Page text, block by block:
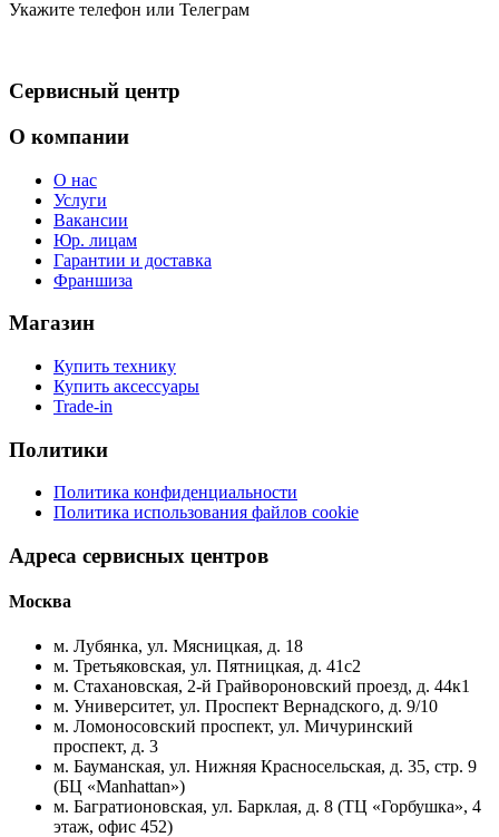
Укажите телефон или Телеграм
Сервисный центр
О компании
О нас
Услуги
Вакансии
Юр. лицам
Гарантии и доставка
Франшиза
Магазин
Купить технику
Купить аксессуары
Trade-in
Политики
Политика конфиденциальности
Политика использования файлов cookie
Адреса сервисных центров
Москва
м. Лубянка, ул. Мясницкая, д. 18
м. Третьяковская, ул. Пятницкая, д. 41с2
м. Стахановская, 2-й Грайвороновский проезд, д. 44к1
м. Университет, ул. Проспект Вернадского, д. 9/10
м. Ломоносовский проспект, ул. Мичуринский
проспект, д. 3
м. Бауманская, ул. Нижняя Красносельская, д. 35, стр. 9
(БЦ «Manhattan»)
м. Багратионовская, ул. Барклая, д. 8 (ТЦ «Горбушка», 4
этаж, офис 452)